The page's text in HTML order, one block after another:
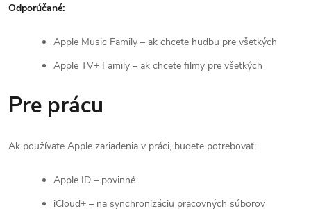
Odporúčané:
Apple Music Family – ak chcete hudbu pre všetkých
Apple TV+ Family – ak chcete filmy pre všetkých
Pre prácu
Ak používate Apple zariadenia v práci, budete potrebovať:
Apple ID – povinné
iCloud+ – na synchronizáciu pracovných súborov